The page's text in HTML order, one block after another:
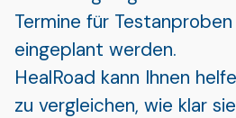
Termine für
eingeplant werden.
HealRoad kann Ihnen
zu vergleichen, wie klar